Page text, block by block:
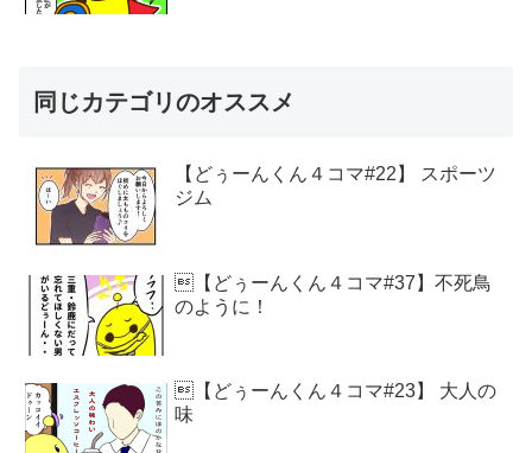
同じカテゴリのオススメ
【どぅーんくん４コマ#22】 スポーツ
ジム
【どぅーんくん４コマ#37】不死鳥
のように！
【どぅーんくん４コマ#23】 大人の
味